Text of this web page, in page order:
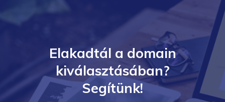
Elakadtál a domain
kiválasztásában?
Segítünk!